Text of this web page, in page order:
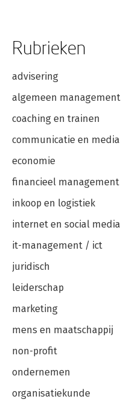
Rubrieken
advisering
algemeen management
coaching en trainen
communicatie en media
economie
financieel management
inkoop en logistiek
internet en social media
it-management / ict
juridisch
leiderschap
marketing
mens en maatschappij
non-profit
ondernemen
organisatiekunde